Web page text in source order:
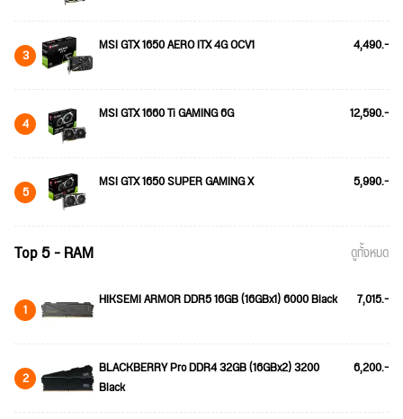
3 MSI GTX 1650 AERO ITX 4G OCV1 4,490.-
4 MSI GTX 1660 Ti GAMING 6G 12,590.-
5 MSI GTX 1650 SUPER GAMING X 5,990.-
Top 5 - RAM ดูทั้งหมด
1 HIKSEMI ARMOR DDR5 16GB (16GBx1) 6000 Black 7,015.-
2
BLACKBERRY Pro DDR4 32GB (16GBx2) 3200
Black
6,200.-